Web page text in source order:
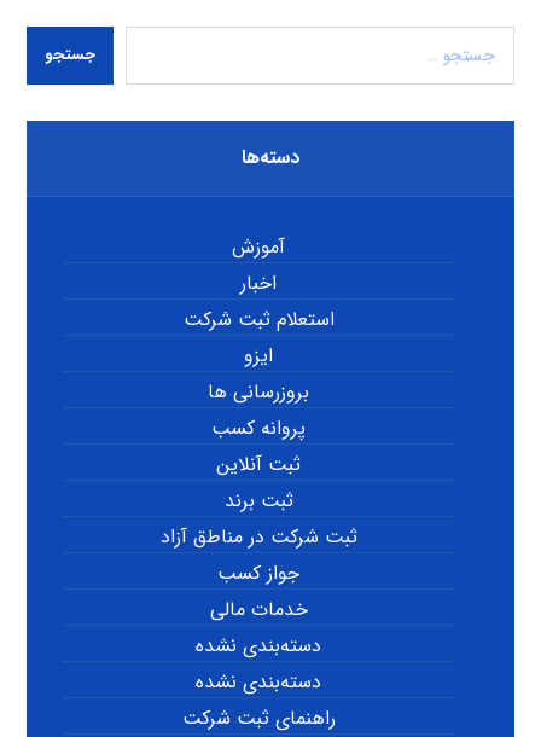
جستجو
دسته‌ها
آموزش
اخبار
استعلام ثبت شرکت
ایزو
بروزرسانی ها
پروانه کسب
ثبت آنلاین
ثبت برند
ثبت شرکت در مناطق آزاد
جواز کسب
خدمات مالی
دسته‌بندی نشده
دسته‌بندی نشده
راهنمای ثبت شرکت